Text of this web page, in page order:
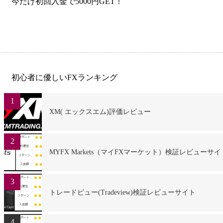
初心者に優しいFXランキング
1
XM( エックスエム)評価レビュー
2
MYFX Markets（マイFXマーケット）検証レビューサイ
3
トレードビュー(Tradeview)検証レビューサイト